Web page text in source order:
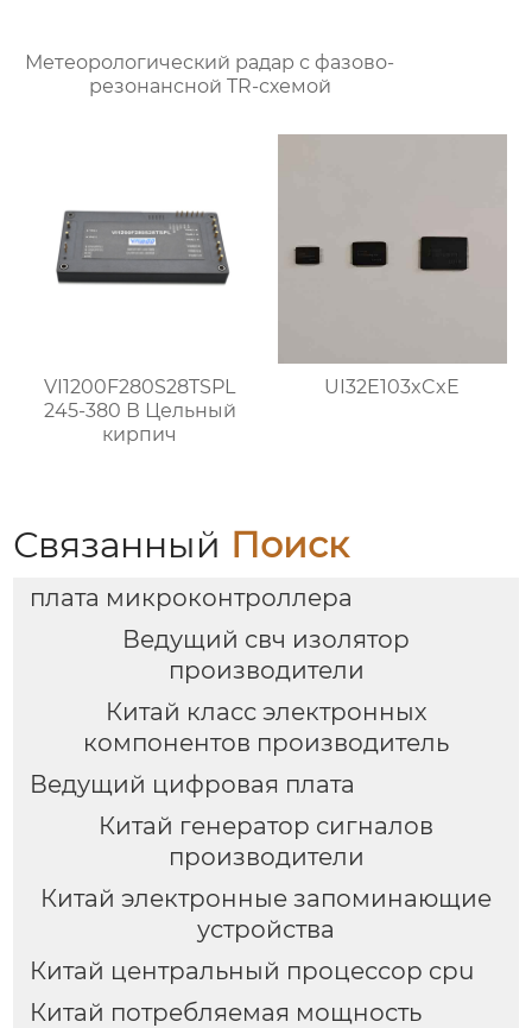
Метеорологический радар с фазово-
резонансной TR-схемой
VI1200F280S28TSPL
245-380 В Цельный
кирпич
UI32E103xCxE
Связанный Поиск
плата микроконтроллера
Ведущий свч изолятор
производители
Китай класс электронных
компонентов производитель
Ведущий цифровая плата
Китай генератор сигналов
производители
Китай электронные запоминающие
устройства
Китай центральный процессор cpu
Китай потребляемая мощность